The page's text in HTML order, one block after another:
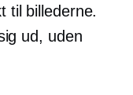
til billederne.
ud, uden